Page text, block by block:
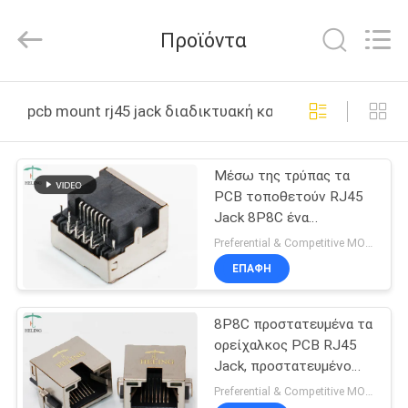
ΠΡΟΪΌΝΤΑ
ΠΕΡΊΠΟΥ
ΕΜΕΊΣ
ΓΎΡΟΣ
ΕΡΓΟΣΤΑΣΊΩΝ
ΠΟΙΟΤΙΚΌΣ
Rights
by
Προϊόντα
pcb mount rj45 jack διαδικτυακή κατασκευή
Μέσω της τρύπας τα
PCB τοποθετούν RJ45
Jack 8P8C ένα
ενσωματωμένες
οδηγήσεις εισόδων
πλευράς λιμένων
Preferential & Competitive MOQ:1000
ΕΠΑΦΉ
8P8C προστατευμένα τα
ορείχαλκος PCB RJ45
Jack, προστατευμένο
ορείχαλκος PCB